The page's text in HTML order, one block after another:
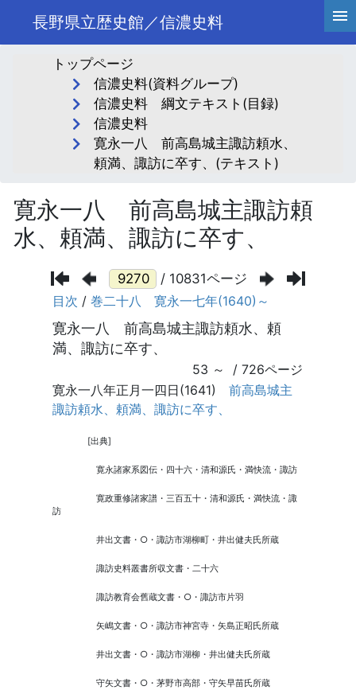
長野県立歴史館／信濃史料
トップページ
信濃史料(資料グループ)
信濃史料 綱文テキスト(目録)
信濃史料
寛永一八 前高島城主諏訪頼水、
頼満、諏訪に卒す、(テキスト)
寛永一八 前高島城主諏訪頼
水、頼満、諏訪に卒す、
/ 10831ページ